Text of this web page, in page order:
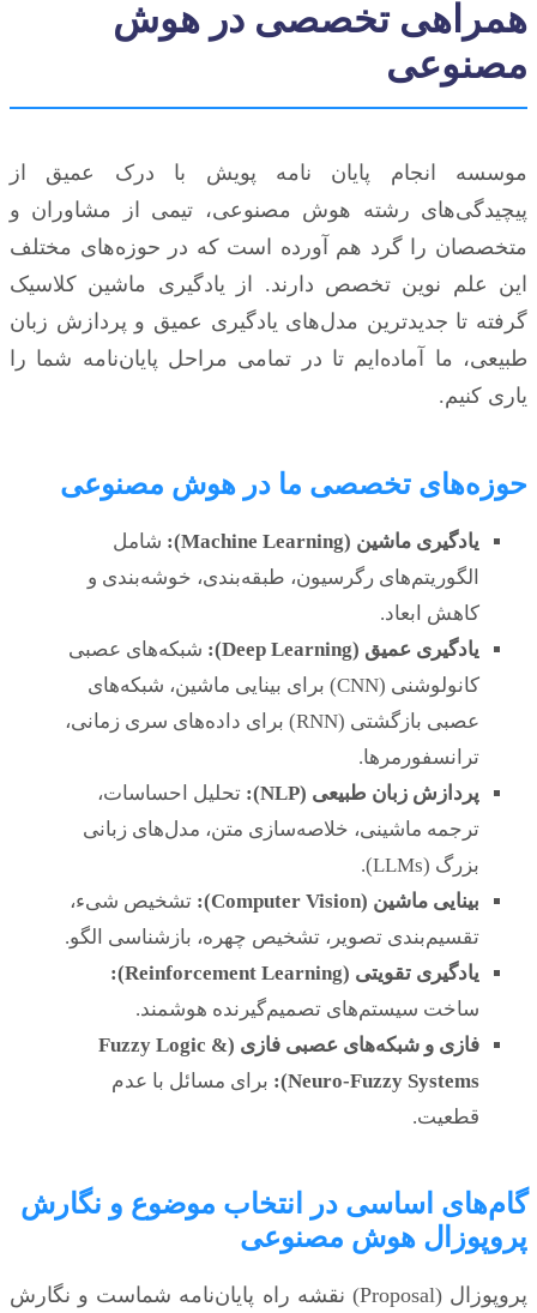
همراهی تخصصی در هوش
مصنوعی
موسسه انجام پایان نامه پویش با درک عمیق از
پیچیدگی‌های رشته هوش مصنوعی، تیمی از مشاوران و
متخصصان را گرد هم آورده است که در حوزه‌های مختلف
این علم نوین تخصص دارند. از یادگیری ماشین کلاسیک
گرفته تا جدیدترین مدل‌های یادگیری عمیق و پردازش زبان
طبیعی، ما آماده‌ایم تا در تمامی مراحل پایان‌نامه شما را
یاری کنیم.
حوزه‌های تخصصی ما در هوش مصنوعی
یادگیری ماشین (Machine Learning):
شامل
الگوریتم‌های رگرسیون، طبقه‌بندی، خوشه‌بندی و
کاهش ابعاد.
یادگیری عمیق (Deep Learning):
شبکه‌های عصبی
کانولوشنی (CNN) برای بینایی ماشین، شبکه‌های
عصبی بازگشتی (RNN) برای داده‌های سری زمانی،
ترانسفورمرها.
پردازش زبان طبیعی (NLP):
تحلیل احساسات،
ترجمه ماشینی، خلاصه‌سازی متن، مدل‌های زبانی
بزرگ (LLMs).
بینایی ماشین (Computer Vision):
تشخیص شیء،
تقسیم‌بندی تصویر، تشخیص چهره، بازشناسی الگو.
یادگیری تقویتی (Reinforcement Learning):
ساخت سیستم‌های تصمیم‌گیرنده هوشمند.
فازی و شبکه‌های عصبی فازی (Fuzzy Logic &
Neuro-Fuzzy Systems):
برای مسائل با عدم
قطعیت.
گام‌های اساسی در انتخاب موضوع و نگارش
پروپوزال هوش مصنوعی
پروپوزال (Proposal) نقشه راه پایان‌نامه شماست و نگارش